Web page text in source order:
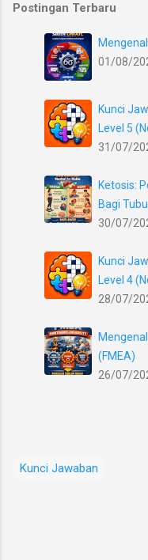
Postingan Terbaru
01/08/
Kunci
Level 5
31/07/
Ketosis:
Bagi
30/07/
Kunci
Level 4
28/07/
(FMEA)
26/07/
Kunci Jawaban